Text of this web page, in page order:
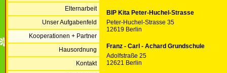
Elternarbeit
Unser Aufgabenfeld
Kooperationen + Partner
Hausordnung
Kontakt
BIP Kita Peter-Huchel-Strasse
Peter-Huchel-Strasse 35
12619 Berlin
Franz - Carl - Achard Grundschule
Adolfstraße 25
12621 Berlin